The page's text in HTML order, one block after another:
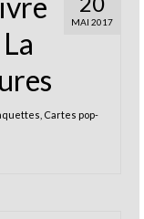
MAI 2017
Cartes pop-